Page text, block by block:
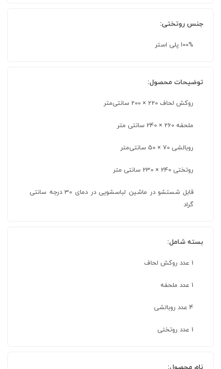
جنس روتختی:
100% پلی استر
توضیحات محصول:
روکش لحاف 220 × 200 سانتی‌متر
ملحفه 260 × 240 سانتی متر
روبالشی 70 × 50 سانتی‌متر
روتختی 240 × 230 سانتی متر
قابل شستشو در ماشین لباسشویی در دمای 30 درجه سانتی
گراد
بسته شامل:
1 عدد روکش لحاف
1 عدد ملحفه
4 عدد روبالشی
1 عدد روتختی